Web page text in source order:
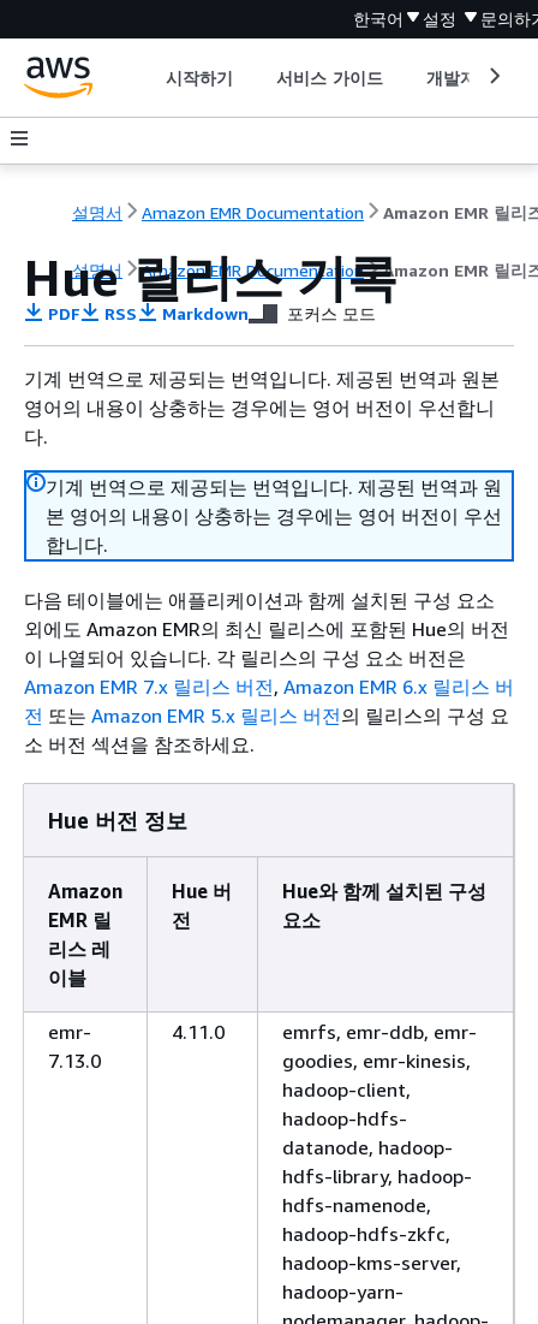
한국어 설정 문의하
시작하기 서비스 가이드 개발자 도구
설명서 Amazon EMR Documentation
설명서 Amazon EMR Documentation Amazon EMR 릴리
Hue 릴리스 기록
PDF RSS Markdown 포커스 모드
기계 번역으로 제공되는 번역입니다. 제공된 번역과 원본
영어의 내용이 상충하는 경우에는 영어 버전이 우선합니
다.
기계 번역으로 제공되는 번역입니다. 제공된 번역과 원
본 영어의 내용이 상충하는 경우에는 영어 버전이 우선
합니다.
다음 테이블에는 애플리케이션과 함께 설치된 구성 요소
외에도 Amazon EMR의 최신 릴리스에 포함된 Hue의 버전
이 나열되어 있습니다. 각 릴리스의 구성 요소 버전은
Amazon EMR 7.x 릴리스 버전, Amazon EMR 6.x 릴리스 버
전 또는 Amazon EMR 5.x 릴리스 버전의 릴리스의 구성 요
소 버전 섹션을 참조하세요.
Hue 버전 정보
Amazon
EMR 릴
리스 레
이블
Hue 버
전
Hue와 함께 설치된 구성
요소
emr-
7.13.0
4.11.0
emrfs, emr-ddb, emr-
goodies, emr-kinesis,
hadoop-client,
hadoop-hdfs-
datanode, hadoop-
hdfs-library, hadoop-
hdfs-namenode,
hadoop-hdfs-zkfc,
hadoop-kms-server,
hadoop-yarn-